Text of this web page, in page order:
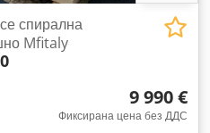
спирална
Mfitaly
9 990 €
Фиксирана цена без ДДС